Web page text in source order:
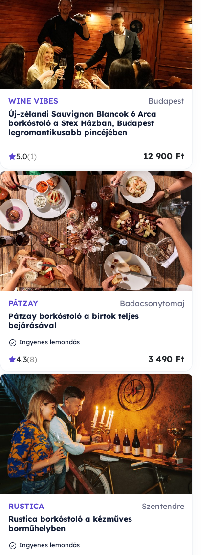
WINE VIBES
Budapest
Új-zélandi Sauvignon Blancok 6 Arca
borkóstoló a Stex Házban, Budapest
legromantikusabb pincéjében
5.0(1) 12 900 Ft
PÁTZAY
Badacsonytomaj
Pátzay borkóstoló a birtok teljes
bejárásával
Ingyenes lemondás
4.3(8) 3 490 Ft
RUSTICA
Szentendre
Rustica borkóstoló a kézműves
borműhelyben
Ingyenes lemondás